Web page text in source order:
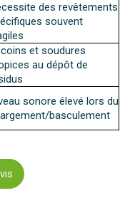
des revêtements
souvent
et soudures
au dépôt de
sonore élevé lors du
basculement